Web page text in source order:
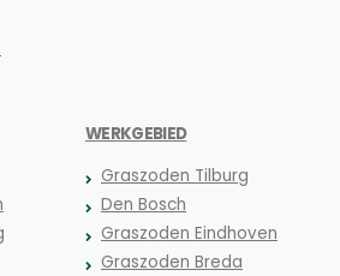
WERKGEBIED
Graszoden Tilburg
Den Bosch
Graszoden Eindhoven
Graszoden Breda